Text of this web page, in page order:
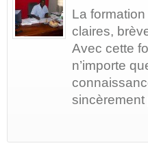
La
claires,
Avec cette
n’importe
sincèrement